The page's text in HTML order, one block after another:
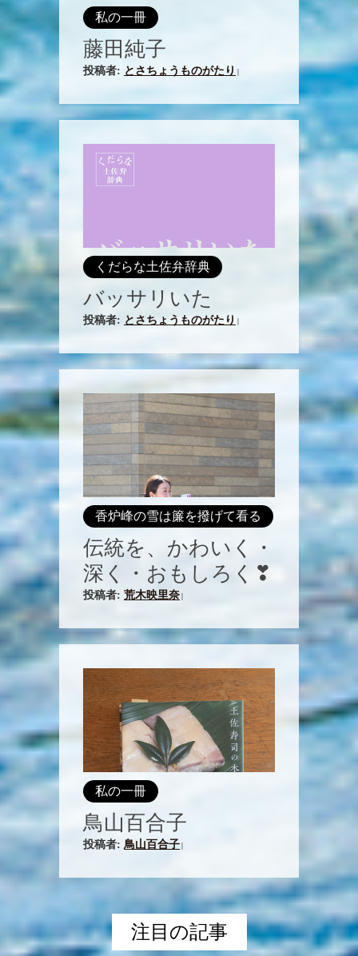
私の一冊
藤田純子
投稿者: とさちょうものがたり
くだらな土佐弁辞典
バッサリいた
投稿者: とさちょうものがたり
香炉峰の雪は簾を撥げて看る
伝統を、かわいく・
深く・おもしろく❣
投稿者: 荒木映里奈
私の一冊
鳥山百合子
投稿者: 鳥山百合子
注目の記事